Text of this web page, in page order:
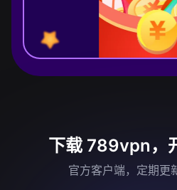
下载 789vpn，
官方客户端，定期更